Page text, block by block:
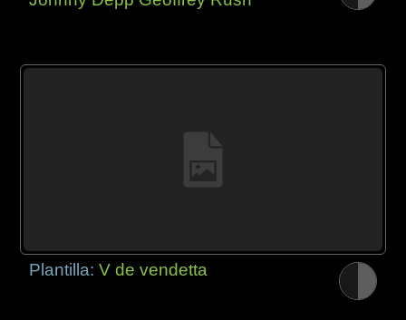
Plantilla:V de vendetta